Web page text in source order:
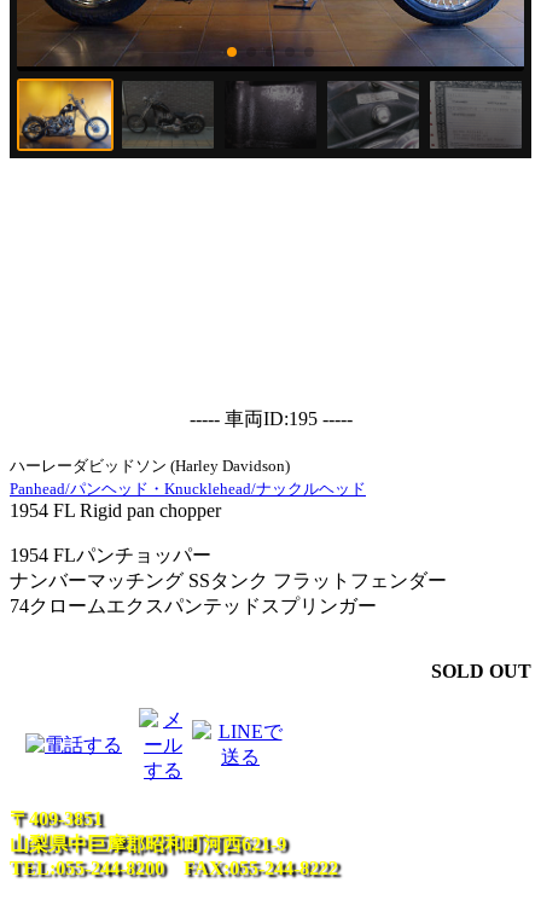
----- 車両ID:195 -----
ハーレーダビッドソン (Harley Davidson)
Panhead/パンヘッド・Knucklehead/ナックルヘッド
1954 FL Rigid pan chopper
1954 FLパンチョッパー
ナンバーマッチング SSタンク フラットフェンダー
74クロームエクスパンテッドスプリンガー
SOLD OUT
〒409-3851
山梨県中巨摩郡昭和町河西621-9
TEL:055-244-8200 FAX:055-244-8222